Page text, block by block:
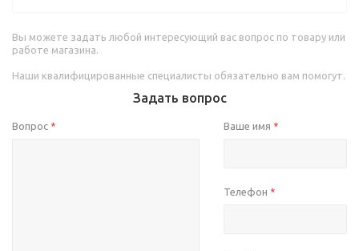
Вы можете задать любой интересующий вас вопрос по товару или
работе магазина.
Наши квалифицированные специалисты обязательно вам помогут.
Задать вопрос
Вопрос * Ваше имя *
Телефон *